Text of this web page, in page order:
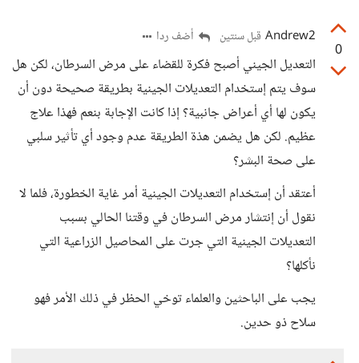
0
Andrew2 قبل سنتين أضف ردا
التعديل الجيني أصبح فكرة للقضاء على مرض السرطان، لكن هل
سوف يتم إستخدام التعديلات الجينية بطريقة صحيحة دون أن
يكون لها أي أعراض جانبية؟ إذا كانت الإجابة بنعم فهذا علاج
عظيم. لكن هل يضمن هذة الطريقة عدم وجود أي تأثير سلبي
على صحة البشر؟
أعتقد أن إستخدام التعديلات الجينية أمر غاية الخطورة، فلما لا
نقول أن إنتشار مرض السرطان في وقتنا الحالي بسبب
التعديلات الجينية التي جرت على المحاصيل الزراعية التي
نأكلها؟
يجب على الباحثين والعلماء توخي الحظر في ذلك الأمر فهو
سلاح ذو حدين.